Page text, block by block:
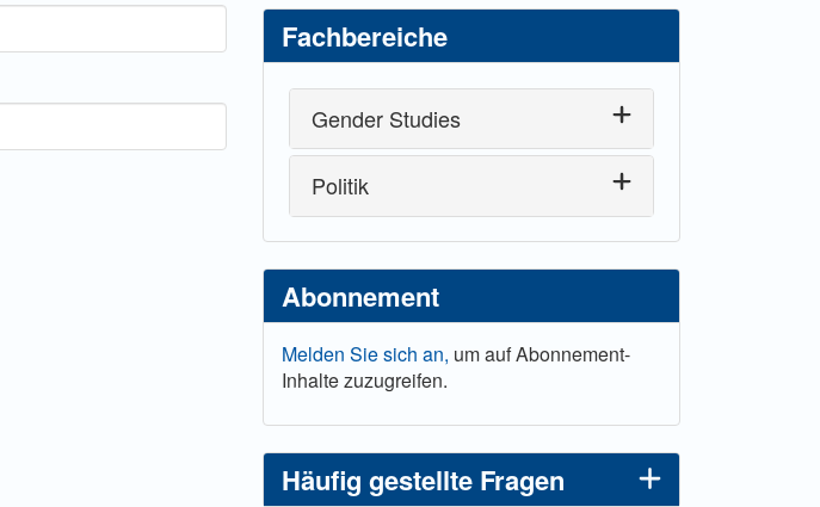
Fachbereiche
Gender Studies
Politik
Abonnement
Melden Sie sich an, um auf Abonnement-
Inhalte zuzugreifen.
Häufig gestellte Fragen